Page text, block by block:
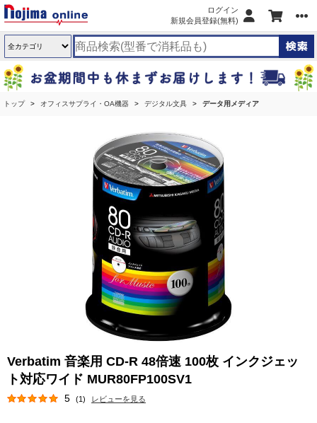
ログイン
新規会員登録(無料)
トップ オフィスサプライ・OA機器 デジタル文具 データ用メディア
Verbatim 音楽用 CD-R 48倍速 100枚 インクジェッ
ト対応ワイド MUR80FP100SV1
5 (1) レビューを見る